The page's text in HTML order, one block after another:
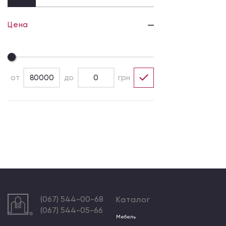
Цена
от до грн
(067) 544-00-68
(067) 544-05-66
Каталог
Мебель